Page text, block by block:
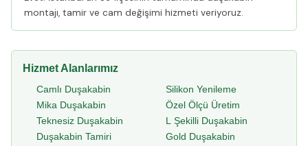
montajı, tamir ve cam değişimi hizmeti veriyoruz.
Hizmet Alanlarımız
Camlı Duşakabin
Mika Duşakabin
Teknesiz Duşakabin
Duşakabin Tamiri
Silikon Yenileme
Özel Ölçü Üretim
L Şekilli Duşakabin
Gold Duşakabin